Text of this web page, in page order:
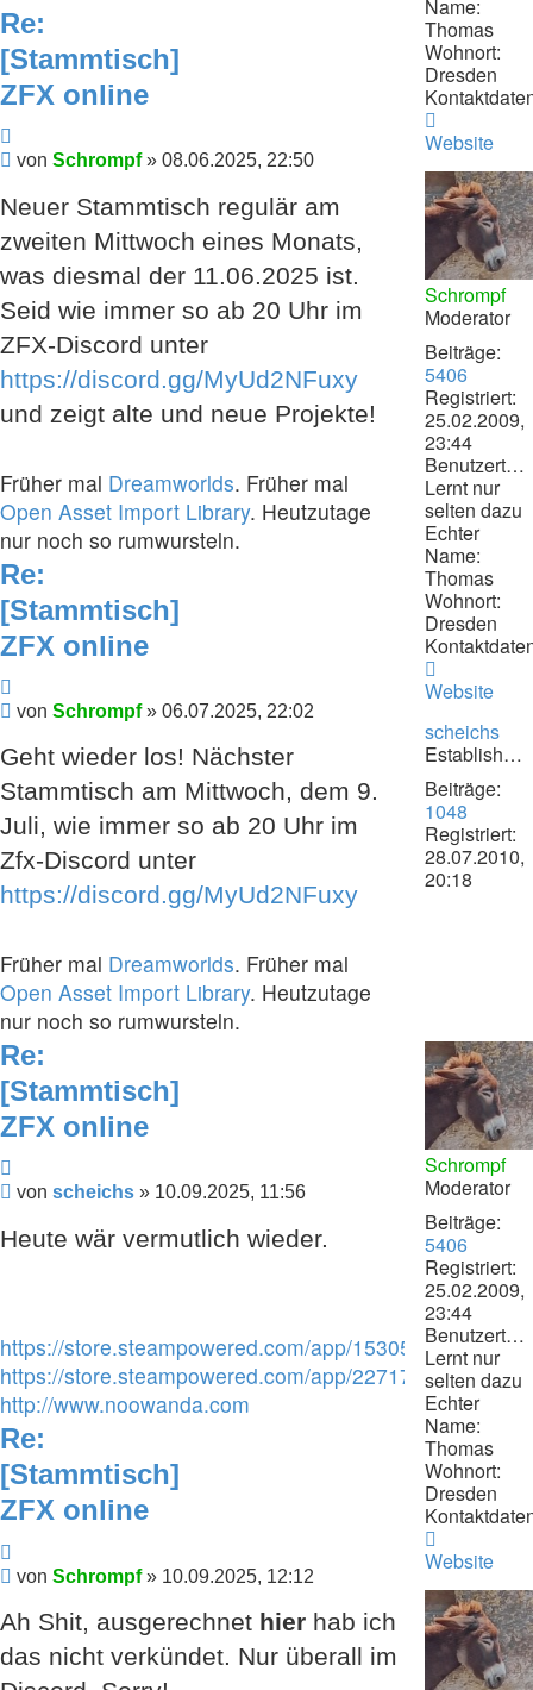
Name:
Thomas
Wohnort:
Dresden
von
Website
Re:
[Stammtisch]
ZFX online
Beitrag
von Schrompf» 08.06.2025, 22:50
Neuer Stammtisch regulär am
zweiten Mittwoch eines Monats,
was diesmal der 11.06.2025 ist.
Seid wie immer so ab 20 Uhr im
ZFX-Discord unter
https://discord.gg/MyUd2NFuxy
und zeigt alte und neue Projekte!
Früher mal Dreamworlds. Früher mal
Open Asset Import Library. Heutzutage
nur noch so rumwursteln.
Schrompf
Moderator
Beiträge:
5406
Registriert:
25.02.2009,
23:44
Benutzertext:
Lernt nur
selten dazu
Echter
Name:
Thomas
Wohnort:
Dresden
von
Website
Re:
[Stammtisch]
ZFX online
Beitrag
von Schrompf» 06.07.2025, 22:02
Geht wieder los! Nächster
Stammtisch am Mittwoch, dem 9.
Juli, wie immer so ab 20 Uhr im
Zfx-Discord unter
https://discord.gg/MyUd2NFuxy
Früher mal Dreamworlds. Früher mal
Open Asset Import Library. Heutzutage
nur noch so rumwursteln.
scheichs
Establishment
Beiträge:
1048
Registriert:
28.07.2010,
20:18
Re:
[Stammtisch]
ZFX online
Beitrag
von scheichs » 10.09.2025, 11:56
Heute wär vermutlich wieder.
https://store.steampowered.com/app/1530530/
https://store.steampowered.com/app/2271740/
http://www.noowanda.com
Schrompf
Moderator
Beiträge:
5406
Registriert:
25.02.2009,
23:44
Benutzertext:
Lernt nur
selten dazu
Echter
Name:
Thomas
Wohnort:
Dresden
von
Website
Re:
[Stammtisch]
ZFX online
Beitrag
von Schrompf» 10.09.2025, 12:12
Ah Shit, ausgerechnet hier hab ich
das nicht verkündet. Nur überall im